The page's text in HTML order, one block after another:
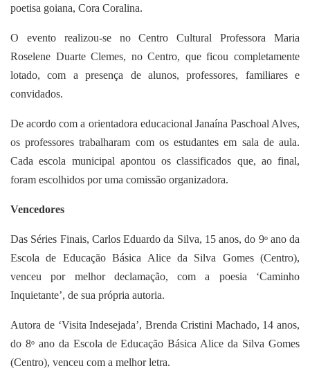
poetisa goiana, Cora Coralina.
O evento realizou-se no Centro Cultural Professora Maria
Roselene Duarte Clemes, no Centro, que ficou completamente
lotado, com a presença de alunos, professores, familiares e
convidados.
De acordo com a orientadora educacional Janaína Paschoal Alves,
os professores trabalharam com os estudantes em sala de aula.
Cada escola municipal apontou os classificados que, ao final,
foram escolhidos por uma comissão organizadora.
Vencedores
Das Séries Finais, Carlos Eduardo da Silva, 15 anos, do 9oano da
Escola de Educação Básica Alice da Silva Gomes (Centro),
venceu por melhor declamação, com a poesia ‘Caminho
Inquietante’, de sua própria autoria.
Autora de ‘Visita Indesejada’, Brenda Cristini Machado, 14 anos,
do 8oano da Escola de Educação Básica Alice da Silva Gomes
(Centro), venceu com a melhor letra.